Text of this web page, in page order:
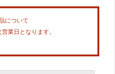
について
業日となります。